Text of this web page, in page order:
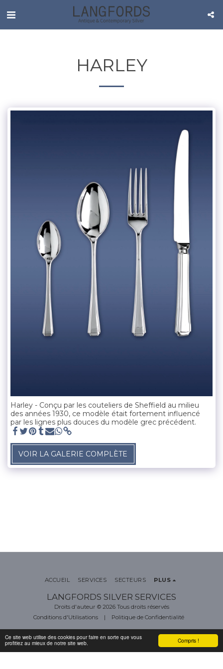
Compris !
Ce site web utilise des cookies pour faire en sorte que vous
profitiez au mieux de notre site web.
HARLEY
Harley - Conçu par les couteliers de Sheffield au milieu
des années 1930, ce modèle était fortement influencé
par les lignes plus douces du modèle grec précédent.
VOIR LA GALERIE COMPLÈTE
LANGFORDS SILVER SERVICES
Droits d'auteur © 2026 Tous droits réservés
Conditions d'Utilisations| Politique de Confidentialité
ACCUEIL SERVICES SECTEURS PLUS
S'ABONNER